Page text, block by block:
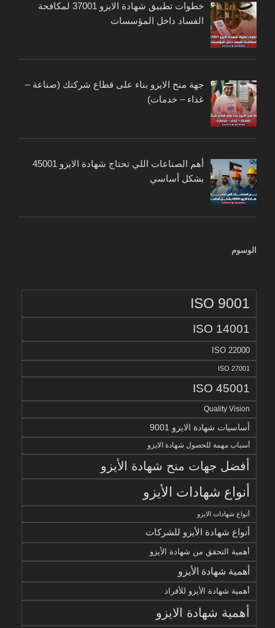
خطوات تطبيق شهادة الايزو 37001 لمكافحة
الفساد داخل المؤسسات
جهة منح الايزو بناء على قطاع شركتك (صناعة –
غذاء – خدمات)
أهم الصناعات اللي تحتاج شهادة الايزو 45001
بشكل أساسي
الوسوم
ISO 9001
ISO 14001
ISO 22000
ISO 27001
ISO 45001
Quality Vision
أساسيات شهادة الايزو 9001
أسباب مهمة للحصول شهادة الايزو
أفضل جهات منح شهادة الأيزو
أنواع شهادات الأيزو
أنواع شهادات الايزو
أنواع شهادة الأيزو للشركات
أهمية التحقق من شهادة الأيزو
أهمية شهادة الأيزو
أهمية شهادة الأيزو للأفراد
أهمية شهادة الايزو